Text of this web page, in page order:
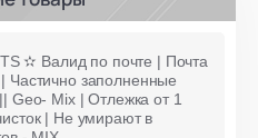
✫ Валид по почте | Почта
Частично заполненные
Geo- Mix | Отлежка от 1
| Не умирают в